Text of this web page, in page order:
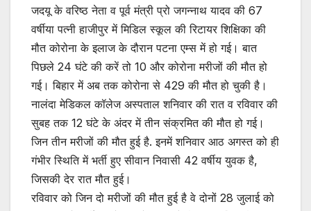
जदयू के वरिष्ठ नेता व पूर्व मंत्री प्रो जगन्नाथ यादव की 67
वर्षीया पत्नी हाजीपुर में मिडिल स्कूल की रिटायर शिक्षिका की
मौत कोरोना के इलाज के दौरान पटना एम्स में हो गई। बात
पिछले 24 घंटे की करें तो 10 और कोरोना मरीजों की मौत हो
गई। बिहार में अब तक कोरोना से 429 की मौत हो चुकी है।
नालंदा मेडिकल कॉलेज अस्पताल शनिवार की रात व रविवार की
सुबह तक 12 घंटे के अंदर में तीन संक्रमित की मौत हो गई।
जिन तीन मरीजों की मौत हुई है. इनमें शनिवार आठ अगस्त को ही
गंभीर स्थिति में भर्ती हुए सीवान निवासी 42 वर्षीय युवक है,
जिसकी देर रात मौत हुई।
रविवार को जिन दो मरीजों की मौत हुई है वे दोनों 28 जुलाई को